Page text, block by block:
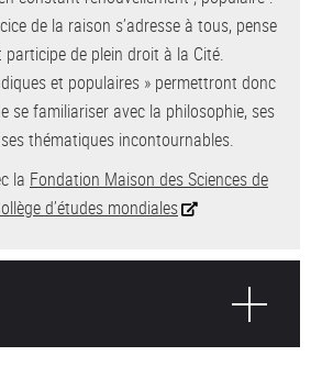
de la raison s’adresse à tous, pense
participe de plein droit à la Cité.
et populaires » permettront donc
se familiariser avec la philosophie, ses
thématiques incontournables.
la Fondation Maison des Sciences de
d’études mondiales